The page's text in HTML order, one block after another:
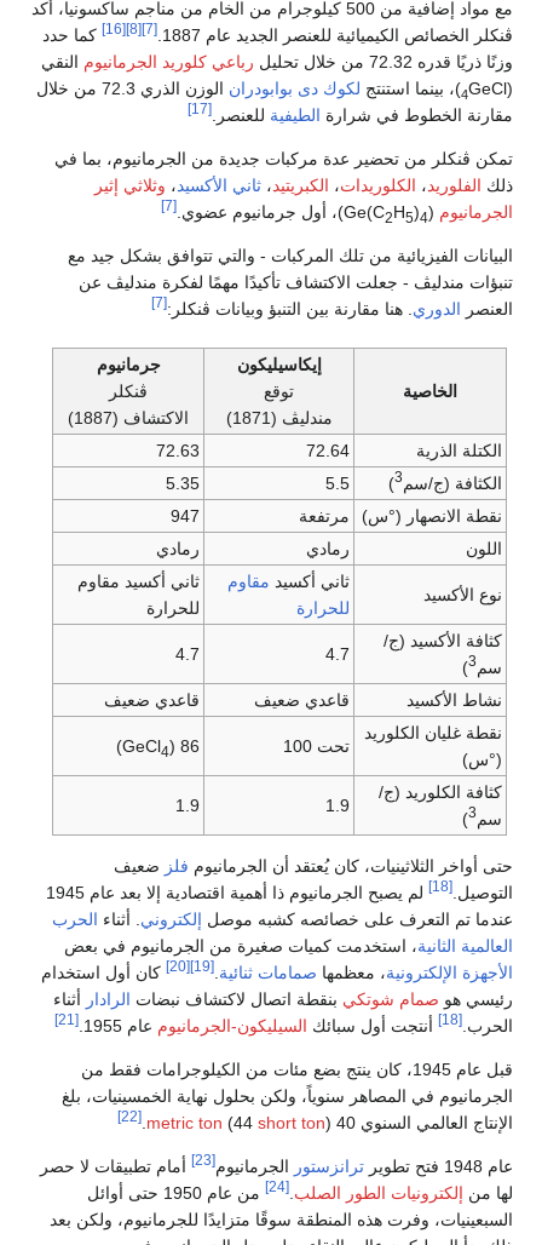
مع مواد إضافية من 500 كيلوجرام من الخام من مناجم ساكسونيا، أكد
ڤنكلر الخصائص الكيميائية للعنصر الجديد عام 1887.
[7]
[8]
[16]
كما حدد
وزنًا ذريًا قدره 72.32 من خلال تحليل
رباعي كلوريد الجرمانيوم النقي
(
GeCl
4)، بينما استنتج لكوك دى بوابودران
الوزن الذري 72.3 من خلال
مقارنة الخطوط في شرارة الطيفية للعنصر. [17]
تمكن ڤنكلر من تحضير عدة مركبات جديدة من الجرمانيوم، بما في
ذلك الفلوريد، الكلوريدات، الكبريتيد، ثاني الأكسيد، وثلاثي إثير
الجرمانيوم (Ge(C
2H5)4 )، أول جرمانيوم عضوي. [7]
البيانات الفيزيائية من تلك المركبات - والتي تتوافق بشكل جيد مع
تنبؤات مندليڤ - جعلت الاكتشاف تأكيدًا مهمًا لفكرة مندليڤ عن
العنصر الدوري . هنا مقارنة بين التنبؤ وبيانات ڤنكلر:[7]
الخاصية
إيكاسيليكون
توقع
مندليڤ (1871)
جرمانيوم
ڤنكلر
الاكتشاف (1887)
الكتلة الذرية
72.64
72.63
الكثافة (ج/سم 3
)
5.5
5.35
نقطة الانصهار (°س)
مرتفعة
947
اللون
رمادي رمادي
نوع الأكسيد
ثاني أكسيد مقاوم
للحرارة
ثاني أكسيد مقاوم
للحرارة
كثافة الأكسيد (ج/
سم 3
)
4.7
4.7
نشاط الأكسيد قاعدي ضعيف
قاعدي ضعيف
نقطة غليان الكلوريد
(°س)
تحت 100 86 (GeCl
4
)
كثافة الكلوريد (ج/
سم 3
)
1.9
1.9
حتى أواخر الثلاثينيات، كان يُعتقد أن الجرمانيوم فلز ضعيف
التوصيل. [18]
لم يصبح الجرمانيوم ذا أهمية اقتصادية إلا بعد عام 1945
عندما تم التعرف على خصائصه كشبه موصل إلكتروني . أثناء الحرب
العالمية الثانية، استخدمت كميات صغيرة من الجرمانيوم في بعض
الأجهزة الإلكترونية، معظمها صمامات ثنائية [19]
[20]
كان أول استخدام
رئيسي هو صمام شوتكي بنقطة اتصال لاكتشاف نبضات الرادار أثناء
الحرب. [18] أنتجت أول سبائك السيليكون-الجرمانيوم عام 1955. [21]
قبل عام 1945، كان ينتج بضع مئات من الكيلوجرامات فقط من
الجرمانيوم في المصاهر سنوياً، ولكن بحلول نهاية الخمسينيات، بلغ
الإنتاج العالمي السنوي 40
metric ton (44 short ton).
[22]
عام 1948 فتح تطوير ترانزستور الجرمانيوم[23]
أمام تطبيقات لا حصر
لها من إلكترونيات الطور الصلب [24]
من عام 1950 حتى أوائل
السبعينيات، وفرت هذه المنطقة سوقًا متزايدًا للجرمانيوم، ولكن بعد